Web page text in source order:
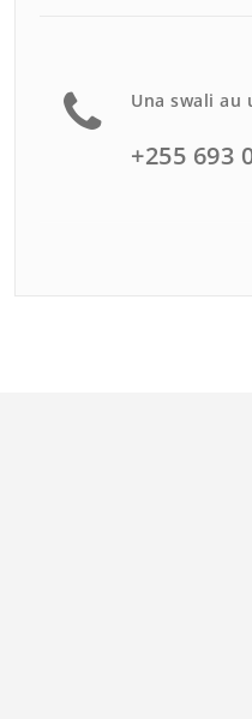
Una swali au
+255 693